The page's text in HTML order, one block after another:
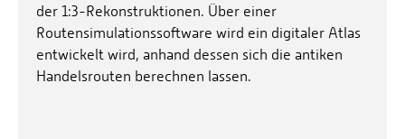
der 1:3-Rekonstruktionen. Über einer
Routensimulationssoftware wird ein digitaler Atlas
entwickelt wird, anhand dessen sich die antiken
Handelsrouten berechnen lassen.